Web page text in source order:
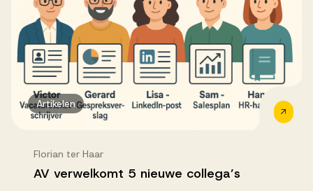
Artikelen
Florian ter Haar
AV verwelkomt 5 nieuwe collega’s